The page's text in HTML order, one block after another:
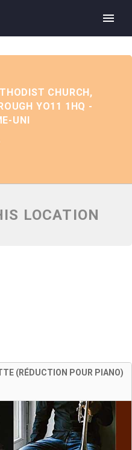
CHURCH,
YO11 1HQ -
UNI
LOCATION
(RÉDUCTION POUR PIANO)